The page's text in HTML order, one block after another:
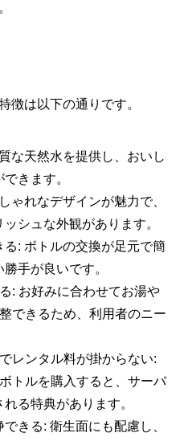
徴は以下の通りです。
な天然水を提供し、おいし
きます。
ゃれなデザインが魅力で、
シュな外観があります。
: ボトルの交換が足元で簡
手が良いです。
: お好みに合わせてお湯や
できるため、利用者のニー
レンタル料が掛からない:
トルを購入すると、サーバ
る特典があります。
きる: 衛生面にも配慮し、